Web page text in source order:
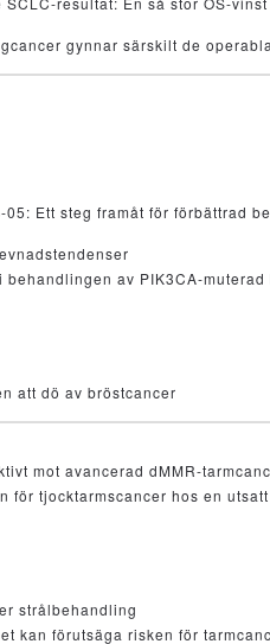
gynnar särskilt de operabla
05: Ett steg framåt för förbättrad
av PIK3CA-muterad
att dö av bröstcancer
mot avancerad dMMR-
för tjocktarmscancer hos en
strålbehandling
kan förutsäga risken för